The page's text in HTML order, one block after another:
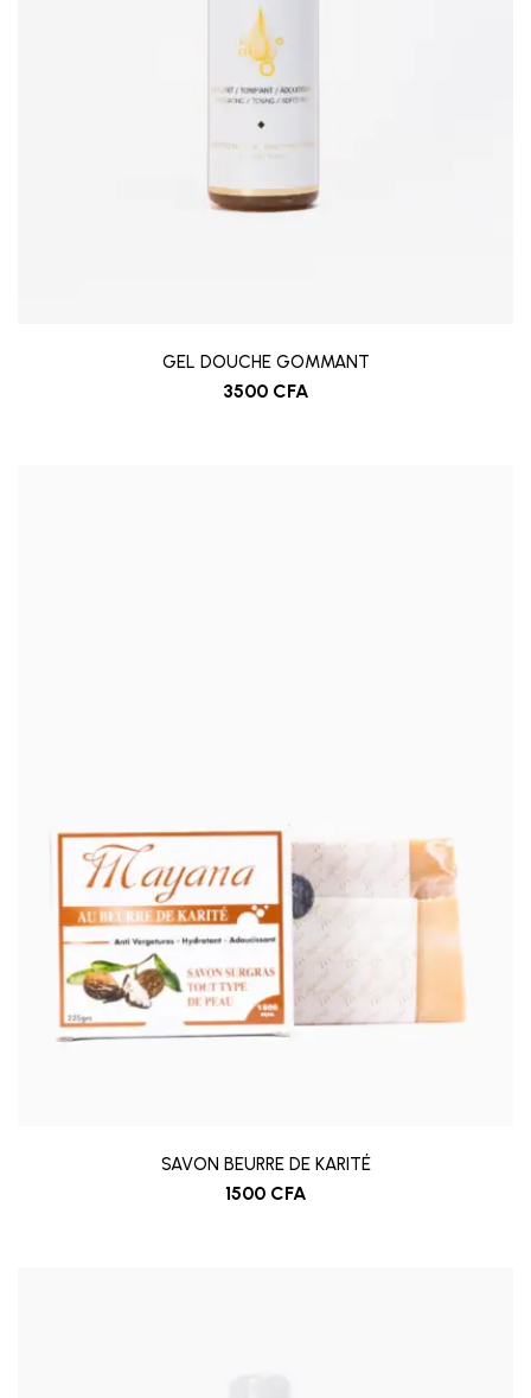
3500 CFA
GEL DOUCHE GOMMANT
1500 CFA
SAVON BEURRE DE KARITÉ